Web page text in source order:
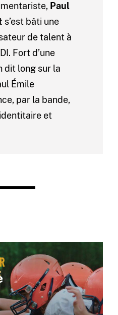
Paul
s’est bâti une
de talent à
Fort d’une
dit long sur la
Émile
par la bande,
et